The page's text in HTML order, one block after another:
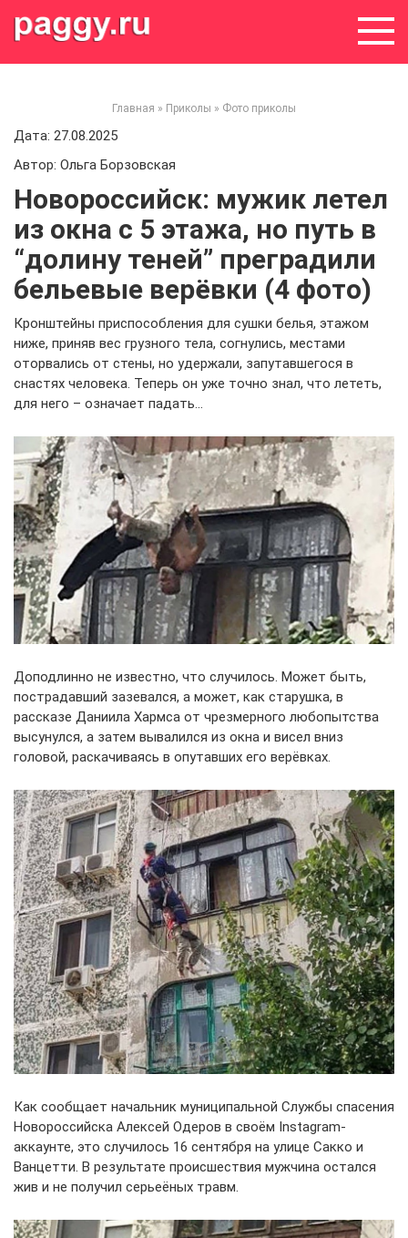
Главная » Приколы » Фото приколы
Дата: 27.08.2025
Автор: Ольга Борзовская
Новороссийск: мужик летел
из окна с 5 этажа, но путь в
“долину теней” преградили
бельевые верёвки (4 фото)
Кронштейны приспособления для сушки белья, этажом
ниже, приняв вес грузного тела, согнулись, местами
оторвались от стены, но удержали, запутавшегося в
снастях человека. Теперь он уже точно знал, что лететь,
для него – означает падать…
Доподлинно не известно, что случилось. Может быть,
пострадавший зазевался, а может, как старушка, в
рассказе Даниила Хармса от чрезмерного любопытства
высунулся, а затем вывалился из окна и висел вниз
головой, раскачиваясь в опутавших его верёвках.
Как сообщает начальник муниципальной Службы спасения
Новороссийска Алексей Одеров в своём Instagram-
аккаунте, это случилось 16 сентября на улице Сакко и
Ванцетти. В результате происшествия мужчина остался
жив и не получил серьеёных травм.